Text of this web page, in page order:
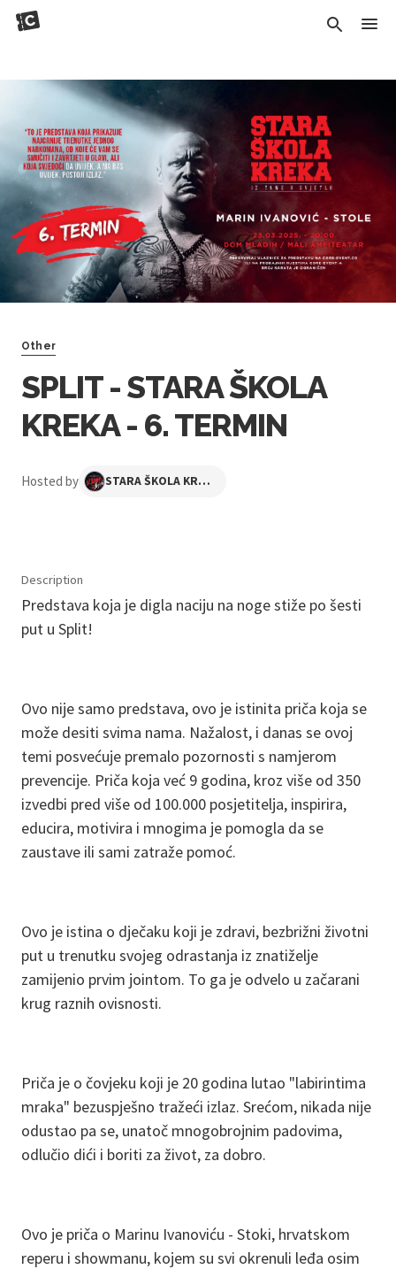
Other
SPLIT - STARA ŠKOLA
KREKA - 6. TERMIN
Hosted by STARA ŠKOLA KREKA
Description
Predstava koja je digla naciju na noge stiže po šesti
put u Split!
Ovo nije samo predstava, ovo je istinita priča koja se
može desiti svima nama. Nažalost, i danas se ovoj
temi posvećuje premalo pozornosti s namjerom
prevencije. Priča koja već 9 godina, kroz više od 350
izvedbi pred više od 100.000 posjetitelja, inspirira,
educira, motivira i mnogima je pomogla da se
zaustave ili sami zatraže pomoć.
Ovo je istina o dječaku koji je zdravi, bezbrižni životni
put u trenutku svojeg odrastanja iz znatiželje
zamijenio prvim jointom. To ga je odvelo u začarani
krug raznih ovisnosti.
Priča je o čovjeku koji je 20 godina lutao "labirintima
mraka" bezuspješno tražeći izlaz. Srećom, nikada nije
odustao pa se, unatoč mnogobrojnim padovima,
odlučio dići i boriti za život, za dobro.
Ovo je priča o Marinu Ivanoviću - Stoki, hrvatskom
reperu i showmanu, kojem su svi okrenuli leđa osim